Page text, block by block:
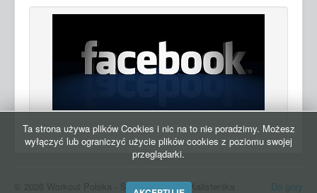
Do góry
© 2026 Workout Polska - Street Workout i Kalistenika
Ta strona używa plików Cookies i nic na to nie poradzimy. Możesz
wyłączyć lub ograniczyć użycie plików cookies z poziomu swojej
przeglądarki.